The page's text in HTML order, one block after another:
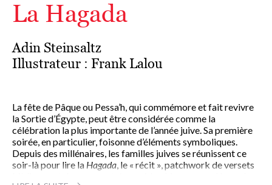
La Hagada
Adin Steinsaltz
Illustrateur : Frank Lalou
La fête de Pâque ou Pessa’h, qui commémore et fait revivre
la Sortie d’Égypte, peut être considérée comme la
célébration la plus importante de l’année juive. Sa première
soirée, en particulier, foisonne d’éléments symboliques.
Depuis des millénaires, les familles juives se réunissent ce
soir-là pour lire la Hagada , le « récit », patchwork de versets